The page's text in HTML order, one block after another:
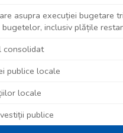
asupra execuției bugetare
inclusiv plățile
consolidat
publice locale
locale
publice